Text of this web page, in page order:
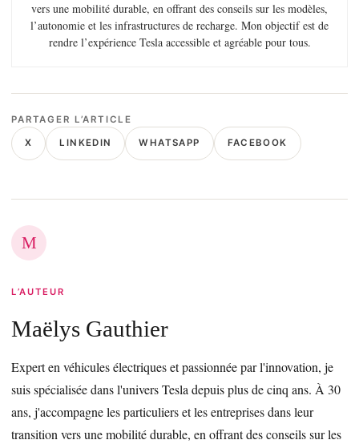
vers une mobilité durable, en offrant des conseils sur les modèles,
l’autonomie et les infrastructures de recharge. Mon objectif est de
rendre l’expérience Tesla accessible et agréable pour tous.
PARTAGER L’ARTICLE
X LINKEDIN WHATSAPP FACEBOOK
M
L’AUTEUR
Maëlys Gauthier
Expert en véhicules électriques et passionnée par l'innovation, je
suis spécialisée dans l'univers Tesla depuis plus de cinq ans. À 30
ans, j'accompagne les particuliers et les entreprises dans leur
transition vers une mobilité durable, en offrant des conseils sur les